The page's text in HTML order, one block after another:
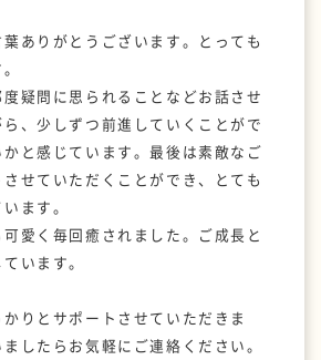
ありがとうございます。とっても
疑問に思られることなどお話させ
、少しずつ前進していくことがで
と感じています。最後は素敵なご
せていただくことができ、とても
ます。
愛く毎回癒されました。ご成長と
います。
りとサポートさせていただきま
したらお気軽にご連絡ください。